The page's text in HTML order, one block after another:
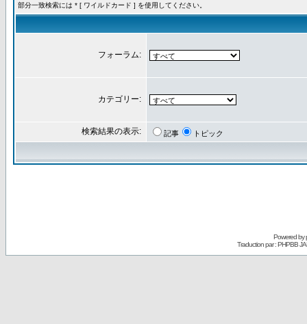
部分一致検索には * [ ワイルドカード ] を使用してください。
フォーラム:
カテゴリー:
検索結果の表示: 記事 トピック
Powered by
Traduction par : PHPBB